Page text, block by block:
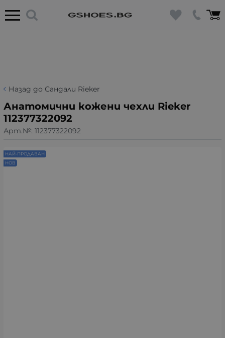
Назад до Сандали Rieker
Анатомични кожени чехли Rieker
112377322092
Арт.№: 112377322092
НАЙ-ПРОДАВАН
НОВ